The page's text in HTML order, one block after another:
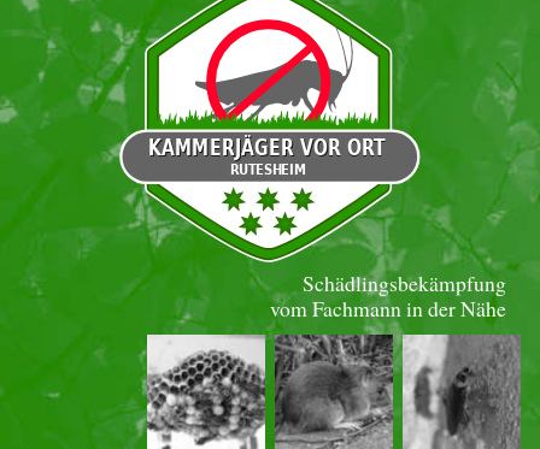
Schädlingsbekämpfung
vom Fachmann in der Nähe